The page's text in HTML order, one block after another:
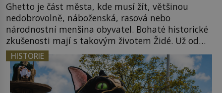
Ghetto je část města, kde musí žít, většinou
nedobrovolně, náboženská, rasová nebo
národnostní menšina obyvatel. Bohaté historické
zkušenosti mají s takovým životem Židé. Už od
středověku jsou totiž v každou chvíli nuceni v
nějakém žít. Mezi ty nejslavnější patří i římské
ghetto založené v roce 1555. Pokud jde o vztah
k Židům, nemá se Řím čím chlubit. […]
HISTORIE